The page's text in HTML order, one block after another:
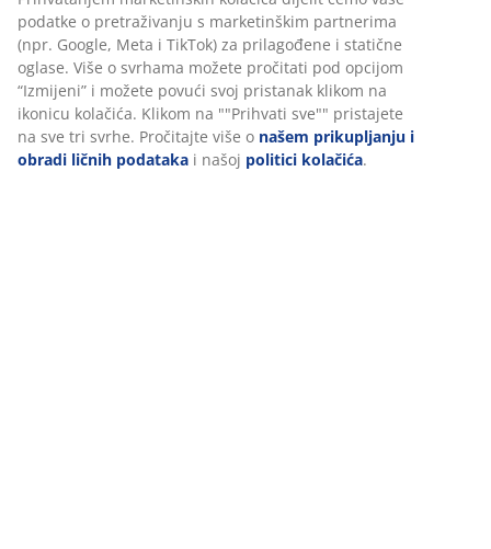
podatke o pretraživanju s marketinškim partnerima
(npr. Google, Meta i TikTok) za prilagođene i statične
oglase. Više o svrhama možete pročitati pod opcijom
“Izmijeni” i možete povući svoj pristanak klikom na
ikonicu kolačića. Klikom na ""Prihvati sve"" pristajete
na sve tri svrhe. Pročitajte više o našem prikupljanju i
obradi ličnih podataka i našoj politici kolačića.